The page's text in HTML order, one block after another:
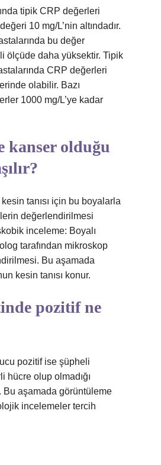
tipik CRP değerleri
10 mg/L’nin altındadır.
bu değer
ölçüde daha yüksektir. Tipik
CRP değerleri
olabilir. Bazı
1000 mg/L’ye kadar
kanser olduğu
tanısı için bu boyalarla
değerlendirilmesi
inceleme: Boyalı
tarafından mikroskop
Bu aşamada
kesin tanısı konur.
pozitif ne
pozitif ise şüpheli
hücre olup olmadığı
Bu aşamada görüntüleme
incelemeler tercih